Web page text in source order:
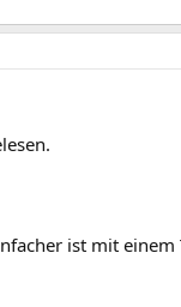
ist mit einem